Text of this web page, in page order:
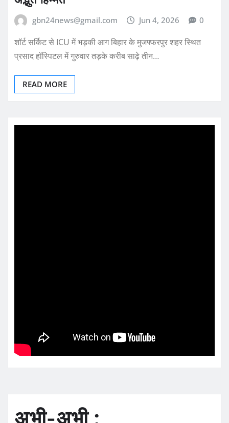
gbn24news@gmail.com Jun 4, 2026 0
शॉर्ट सर्किट से ICU में भड़की आग बिहार के मुजफ्फरपुर शहर स्थित
प्रसाद हॉस्पिटल में गुरुवार तड़के करीब साढ़े तीन…
READ MORE
अभी-अभी :